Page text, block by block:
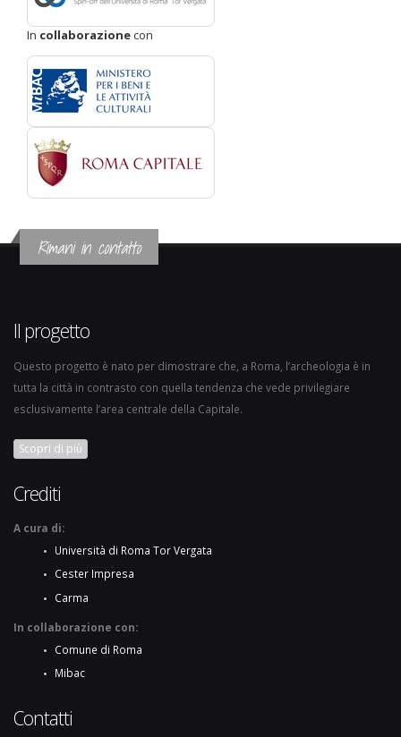
In collaborazionecon
Rimani in contatto
Il progetto
Questo progetto è nato per dimostrare che, a Roma, l’archeologia è in
tutta la città in contrasto con quella tendenza che vede privilegiare
esclusivamente l’area centrale della Capitale.
Scopri di più
Crediti
A cura di:
Università di Roma Tor Vergata
Cester Impresa
Carma
In collaborazione con:
Comune di Roma
Mibac
Contatti